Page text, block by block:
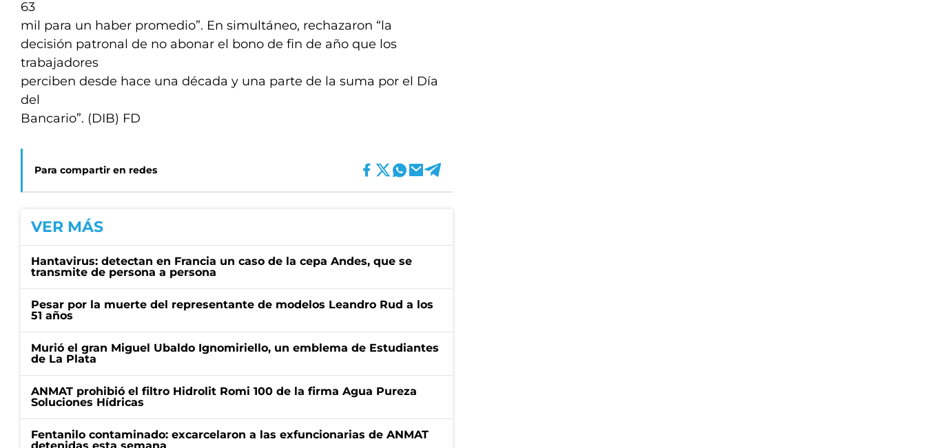
63
mil para un haber promedio”. En simultáneo, rechazaron “la
decisión patronal de no abonar el bono de fin de año que los
trabajadores
perciben desde hace una década y una parte de la suma por el Día
del
Bancario”. (DIB) FD
Para compartir en redes
VER MÁS
Hantavirus: detectan en Francia un caso de la cepa Andes, que se
transmite de persona a persona
Pesar por la muerte del representante de modelos Leandro Rud a los
51 años
Murió el gran Miguel Ubaldo Ignomiriello, un emblema de Estudiantes
de La Plata
ANMAT prohibió el filtro Hidrolit Romi 100 de la firma Agua Pureza
Soluciones Hídricas
Fentanilo contaminado: excarcelaron a las exfuncionarias de ANMAT